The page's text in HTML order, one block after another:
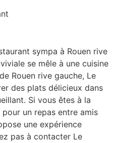
sympa à Rouen rive
se mêle à une cuisine
Rouen rive gauche, Le
des plats délicieux dans
Si vous êtes à la
pour un repas entre amis
une expérience
pas à contacter Le